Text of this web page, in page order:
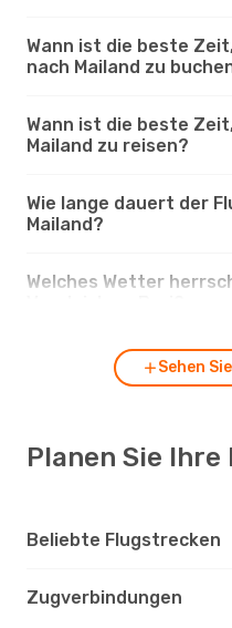
Wann ist die beste
nach Mailand zu
Wann ist die beste
Mailand zu reisen?
Wie lange dauert der
Mailand?
Welches Wetter
Sehen
Planen Sie Ihre
Beliebte Flugstrecken
Zugverbindungen